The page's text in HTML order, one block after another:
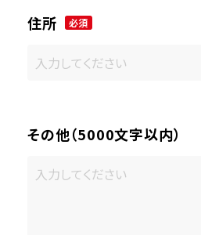
住所 必須
その他（5000文字以内）